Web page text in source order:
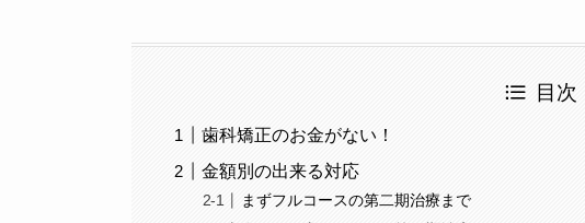
目次
歯科矯正のお金がない！
金額別の出来る対応
まずフルコースの第二期治療まで